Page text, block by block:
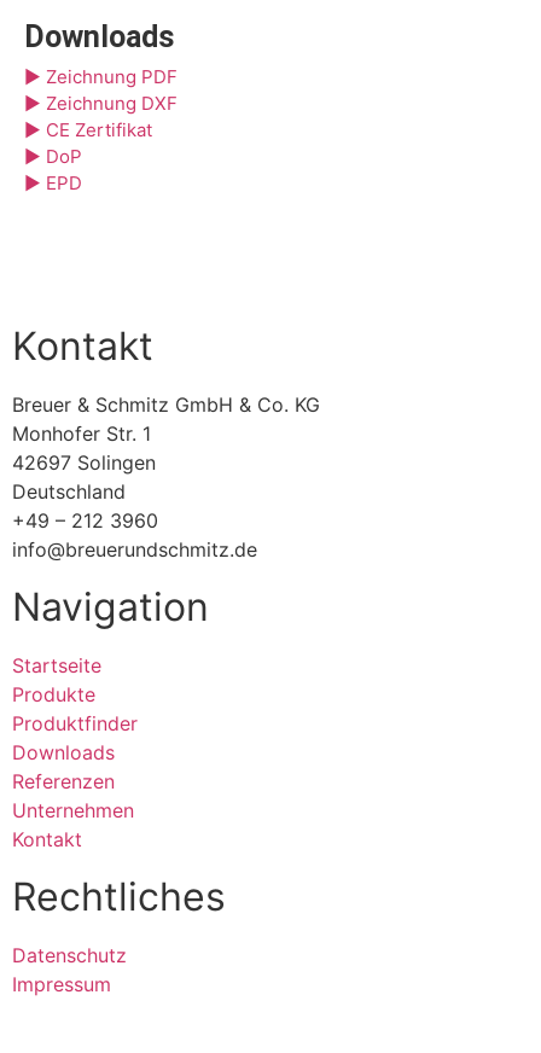
Downloads
▶ Zeichnung PDF
▶ Zeichnung DXF
▶ CE Zertifikat
▶ DoP
▶ EPD
Kontakt
Breuer & Schmitz GmbH & Co. KG​
Monhofer Str. 1
42697 Solingen
Deutschland
+49 – 212 3960
info@breuerundschmitz.de
Navigation
Startseite
Produkte
Produktfinder
Downloads
Referenzen
Unternehmen
Kontakt
Rechtliches
Datenschutz
Impressum